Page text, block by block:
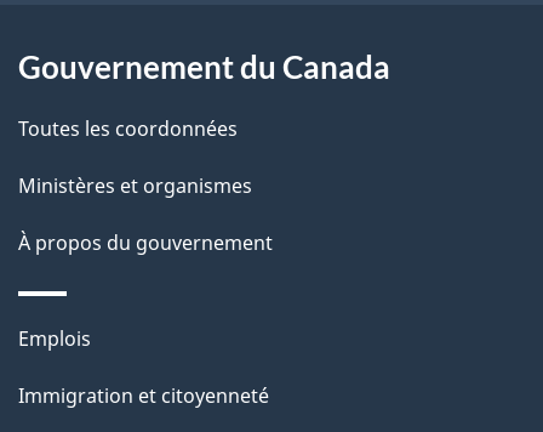
o
n
s
r
c
t
e
Gouvernement du Canada
Toutes les coordonnées
Ministères et organismes
À propos du gouvernement
Thèmes
sujets
Emplois
Immigration et citoyenneté